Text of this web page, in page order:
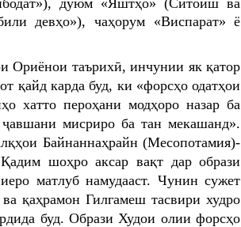
девҳо»), чаҳорум «Виспарат» ё
Ориёнои таърихӣ, инчунии як қатop
қайд карда буд, ки «форсҳо одатҳои
хатто пероҳани модҳоро назар ба
мисриро ба тан мекашанд».
Байнаннаҳрайн (Месопотамия)-
шоҳро аксар вақт дар образи
мaтлуб намудааст. Чунин сужет
қаҳрамон Гилгамеш тасвири худро
буд. Образи Худои олии форсҳо